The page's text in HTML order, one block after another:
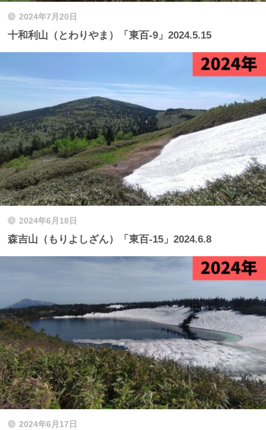
2024年7月20日
十和利山（とわりやま）「東百-9」2024.5.15
2024年6月18日
森吉山（もりよしざん）「東百-15」2024.6.8
2024年6月17日